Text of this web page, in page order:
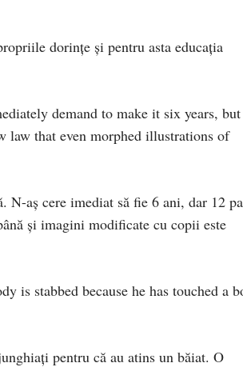
dorinţe şi pentru asta educaţia
demand to make it six years, but
law that even morphed illustrations of
N-aş cere imediat să fie 6 ani, dar 12
şi imagini modificate cu copii este
is stabbed because he has touched a
pentru că au atins un băiat. O